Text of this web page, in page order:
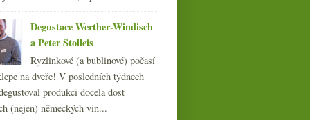
Základní nerezové Chablis co prostě
chutná
května (21)
dubna
března(23)
února (21)
ledna (23)
Degustace Werther-Windisch
a Peter Stolleis
Ryzlinkové (a bublinové) počasí
na dveře! V posledních týdnech
produkci docela dost
(nejen) německých vin...